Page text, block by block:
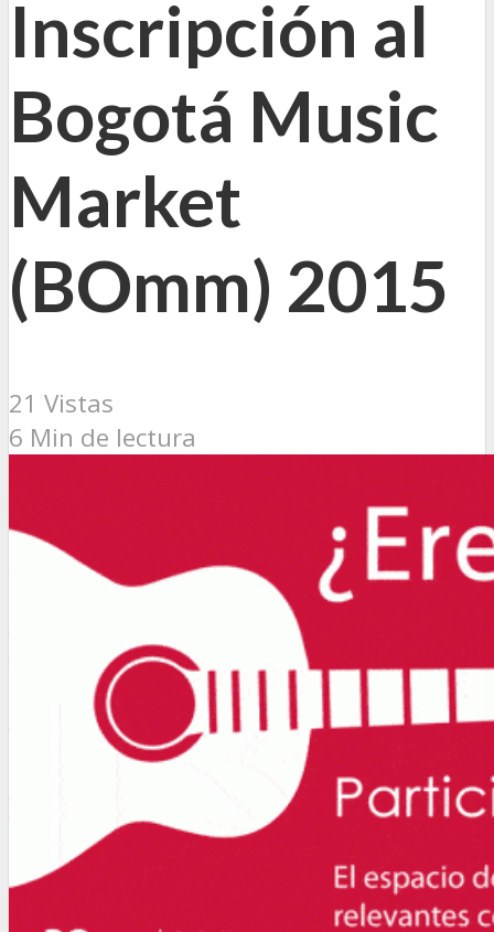
Inscripción al
Bogotá Music
Market
(BOmm) 2015
21 Vistas
6 Min de lectura